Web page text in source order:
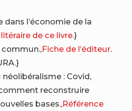
dans l’économie de la
de ce livre.}
Fiche de l’éditeur.
: Covid,
reconstruire
bases.,Référence